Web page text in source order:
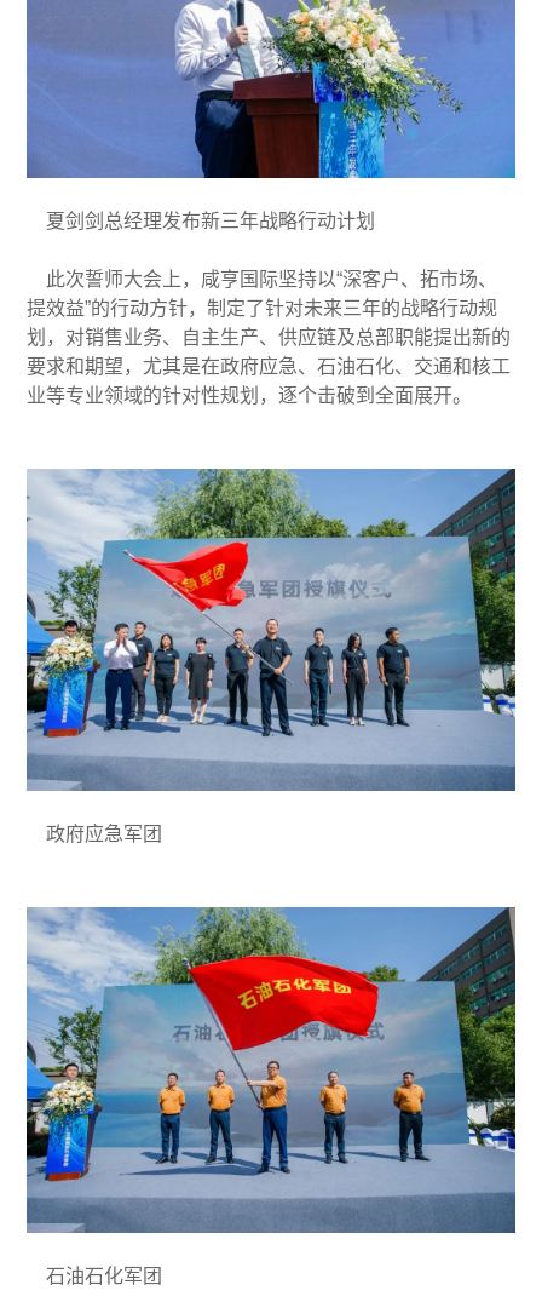
夏剑剑总经理发布新三年战略行动计划
此次誓师大会上，咸亨国际坚持以“深客户、拓市场、
提效益”的行动方针，制定了针对未来三年的战略行动规
划，对销售业务、自主生产、供应链及总部职能提出新的
要求和期望，尤其是在政府应急、石油石化、交通和核工
业等专业领域的针对性规划，逐个击破到全面展开。
政府应急军团
石油石化军团